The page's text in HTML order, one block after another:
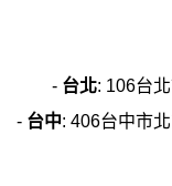
- 台北: 106台
- 台中: 406台中市